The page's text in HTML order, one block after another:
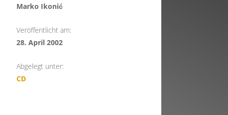
Marko Ikonić
Veröffentlicht am:
28. April 2002
Abgelegt unter:
CD